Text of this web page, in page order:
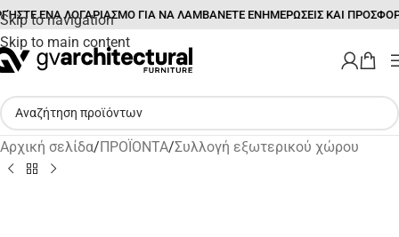
Skip to navigation
Skip to main content
ΕΝΑ ΛΟΓΑΡΙΑΣΜΟ ΓΙΑ ΝΑ ΛΑΜΒΑΝΕΤΕ ΕΝΗΜΕΡΩΣΕΙΣ ΚΑΙ
Αρχική σελίδα/ΠΡΟΪΟΝΤΑ/Συλλογή εξωτερικού χώρου